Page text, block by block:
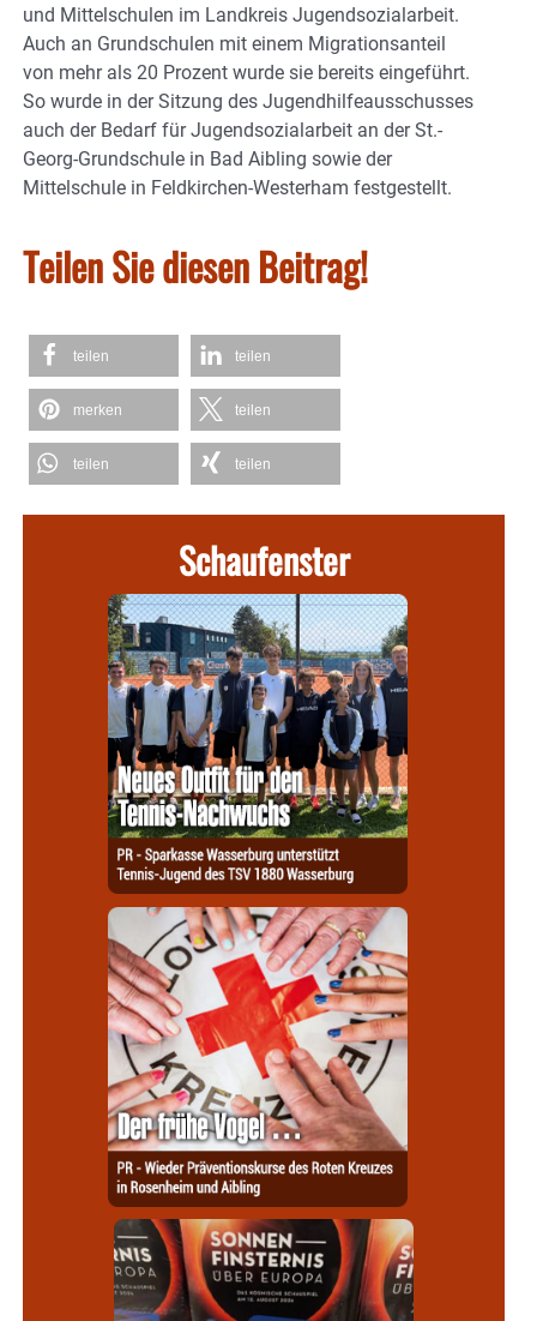
und Mittelschulen im Landkreis Jugendsozialarbeit.
Auch an Grundschulen mit einem Migrationsanteil
von mehr als 20 Prozent wurde sie bereits eingeführt.
So wurde in der Sitzung des Jugendhilfeausschusses
auch der Bedarf für Jugendsozialarbeit an der St.-
Georg-Grundschule in Bad Aibling sowie der
Mittelschule in Feldkirchen-Westerham festgestellt.
Teilen Sie diesen Beitrag!
teilen teilen
merken teilen
teilen teilen
Schaufenster